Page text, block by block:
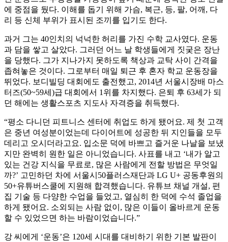
에 중점을 뒀다. 이해를 돕기 위해 가슴, 복근, 등, 팔, 어깨, 다
리 등 신체 부위가 표시된 조끼를 입기도 한다.
과거 그는 40인치의 넉넉한 허리를 가진 수학 교사였다. 운동
과 담을 쌓고 살았다. 그러던 어느 날 학생들에게 짓궂은 장난
을 당했다. 그가 지나가지 못하도록 책상과 교탁 사이 간격을
좁혀놓은 것이다. 그로부터 매일 퇴근 후 혼자 학교 운동장을
뛰었다. 보디빌딩 대회에도 출전했고, 2014년 서울시장배 마스
터즈(50~59세)급 대회에서 1위를 차지했다. 은퇴 후 63세가 되
던 해에는 생활스포츠 지도사 자격증을 취득했다.
“평소 다니던 피트니스 센터에 취업도 하게 됐어요. 제 첫 고객
은 중년 여성분이었는데 다이어트에 성공한 뒤 지인들을 모두
데리고 오시더라고요. 입소문 덕에 바쁘고 즐거운 나날을 보냈
지만 완벽히 원한 일은 아니었습니다. 사표를 내고 ‘내가 알고
있는 건강 지식을 무료로, 많은 사람에게 전할 방법은 무엇일
까?’ 고민하던 차에 서울시50플러스재단과 LG U+ 공동후원의
50+유튜버스쿨에 지원해 합격했습니다. 유튜브 채널 개설, 편
집 기술 등 다양한 수업을 들었고, 열심히 한 덕에 수석 졸업을
하게 됐어요. 소외되는 사람 없이, 많은 이들이 올바르게 운동
할 수 있었으면 하는 바람이었습니다.”
강 씨에게 ‘운동’은 120세 시대를 대비하기 위한 기본 발판이